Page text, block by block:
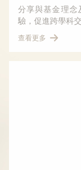
分享與基金理念
驗，促進跨學科
查看更多